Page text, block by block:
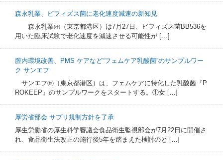
森永乳業、ビフィズス菌に老化速度減速の新知見
森永乳業㈱（東京都港区）は7月27日、ビフィズス菌BB536を
用いた臨床試験で老化速度を減速させる可能性が […]
膣内環境改善、PMS ケアなど“フェムケア乳酸菌”のサンプルワー
ク サンエフ
サンエフ㈱（東京都港区）は、フェムケアに特化した乳酸菌『P
ROKEEP』のサンプルワークをスタートする。①女 […]
厚労省部会 サプリ規制方針を了承
厚生労働省の厚生科学審議会食品衛生監視部会が7月22日に開催さ
れ、食品衛生法改正の施行後5年を踏まえた検討のと […]